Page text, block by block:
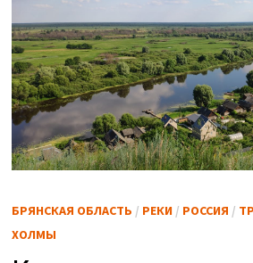
БРЯНСКАЯ ОБЛАСТЬ / РЕКИ/ РОССИЯ /
ХОЛМЫ